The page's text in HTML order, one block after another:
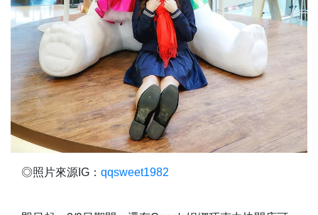
◎照片來源IG： qqsweet1982